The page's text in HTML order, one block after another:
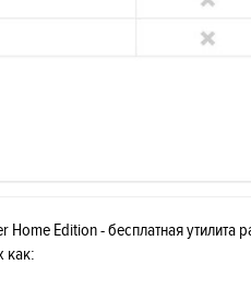
Home Edition - бесплатная
как: